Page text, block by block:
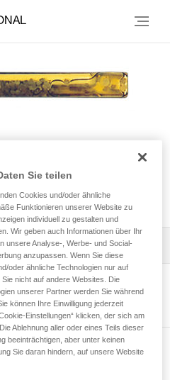
Notice
Sie teilen
Cookies und/oder ähnliche
Funktionieren unserer Website zu
individuell zu gestalten und
Wir geben auch Informationen über Ihr
unsere Analyse-, Werbe- und Social-
anzupassen. Wenn Sie diese
oder ähnliche Technologien nur auf
nicht auf andere Websites. Die
unserer Partner werden Sie während
können Ihre Einwilligung jederzeit
Einstellungen“ klicken, der sich am
Ablehnung aller oder eines Teils dieser
beeinträchtigen, aber unter keinen
Sie daran hindern, auf unsere Website